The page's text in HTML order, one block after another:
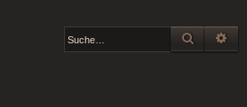
SUCHE